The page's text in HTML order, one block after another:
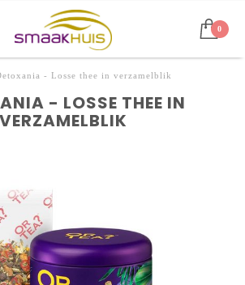
0
- Losse thee in verzamelblik
- LOSSE THEE IN
VERZAMELBLIK